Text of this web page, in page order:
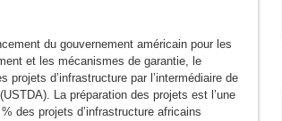
du gouvernement américain pour les
et les mécanismes de garantie, le
d’infrastructure par l’intermédiaire de
La préparation des projets est l’une
des projets d’infrastructure africains